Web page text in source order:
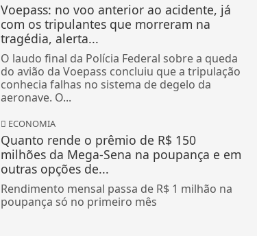
Voepass: no voo anterior ao acidente, já
com os tripulantes que morreram na
tragédia, alerta...
O laudo final da Polícia Federal sobre a queda
do avião da Voepass concluiu que a tripulação
conhecia falhas no sistema de degelo da
aeronave. O...
ECONOMIA
Quanto rende o prêmio de R$ 150
milhões da Mega-Sena na poupança e em
outras opções de...
Rendimento mensal passa de R$ 1 milhão na
poupança só no primeiro mês